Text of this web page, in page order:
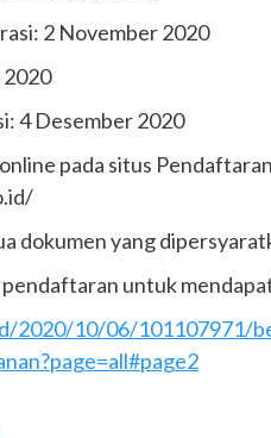
2 November 2020
2020
4 Desember 2020
pada situs
dokumen yang
pendaftaran untuk
2020/10/06/101107971/